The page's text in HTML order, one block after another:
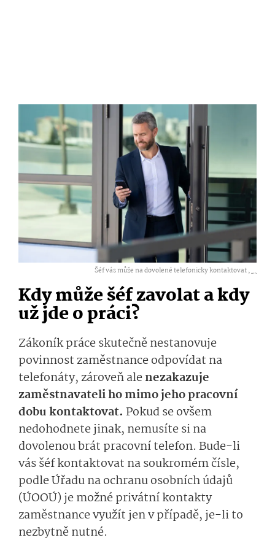
Šéf vás může na dovolené telefonicky kontaktovat ,...
Kdy může šéf zavolat a kdy
už jde o práci?
Zákoník práce skutečně nestanovuje
povinnost zaměstnance odpovídat na
telefonáty, zároveň alenezakazuje
zaměstnavateli ho mimo jeho pracovní
dobu kontaktovat. Pokud se ovšem
nedohodnete jinak, nemusíte si na
dovolenou brát pracovní telefon. Bude-li
vás šéf kontaktovat na soukromém čísle,
podle Úřadu na ochranu osobních údajů
(ÚOOÚ) je možné privátní kontakty
zaměstnance využít jen v případě, je-li to
nezbytně nutné.